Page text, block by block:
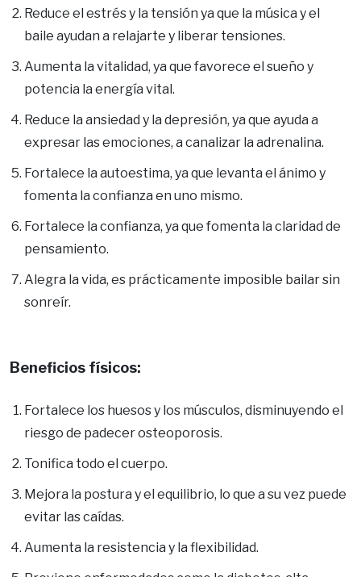
Reduce el estrés y la tensión ya que la música y el
baile ayudan a relajarte y liberar tensiones.
Aumenta la vitalidad, ya que favorece el sueño y
potencia la energía vital.
Reduce la ansiedad y la depresión, ya que ayuda a
expresar las emociones, a canalizar la adrenalina.
Fortalece la autoestima, ya que levanta el ánimo y
fomenta la confianza en uno mismo.
Fortalece la confianza, ya que fomenta la claridad de
pensamiento.
Alegra la vida, es prácticamente imposible bailar sin
sonreír.
Beneficios físicos:
Fortalece los huesos y los músculos, disminuyendo el
riesgo de padecer osteoporosis.
Tonifica todo el cuerpo.
Mejora la postura y el equilibrio, lo que a su vez puede
evitar las caídas.
Aumenta la resistencia y la flexibilidad.